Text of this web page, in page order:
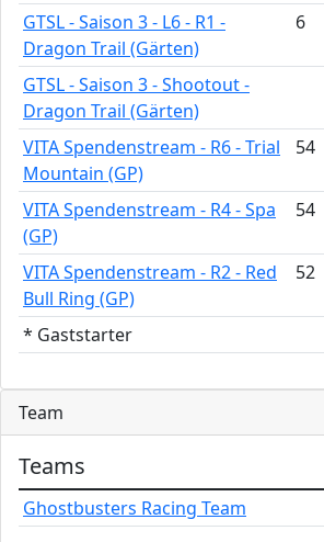
GTSL - Saison 3 - L6 - R1 -
Dragon Trail (Gärten)
6
GTSL - Saison 3 - Shootout -
Dragon Trail (Gärten)
VITA Spendenstream - R6 - Trial
Mountain (GP)
54
VITA Spendenstream - R4 - Spa
(GP)
54
VITA Spendenstream - R2 - Red
Bull Ring (GP)
52
* Gaststarter
Team
Teams
Ghostbusters Racing Team